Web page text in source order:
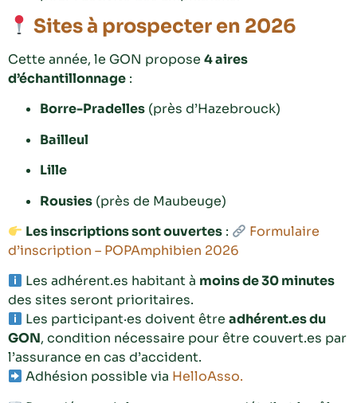
Sites à prospecter en 2026
Cette année, le GON propose 4 aires
d’échantillonnage :
Borre-Pradelles (près d’Hazebrouck)
Bailleul
Lille
Rousies (près de Maubeuge)
Les inscriptions sont ouvertes :
Formulaire
d’inscription – POPAmphibien 2026
Les adhérent.es habitant à moins de 30 minutes
des sites seront prioritaires.
Les participant·es doivent êtreadhérent.es du
GON, condition nécessaire pour être couvert.es par
l’assurance en cas d’accident.
Adhésion possible via HelloAsso.